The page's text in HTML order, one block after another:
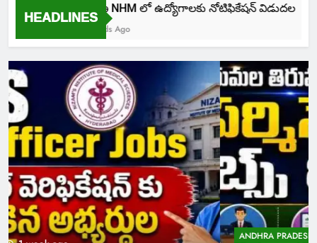
HEADLINES
తెలంగాణ NHM లో ఉద్యోగాలకు నోటిఫికేషన్ విడుదల
30 Seconds Ago
ANDHRA PRADESH 2 weeks ago